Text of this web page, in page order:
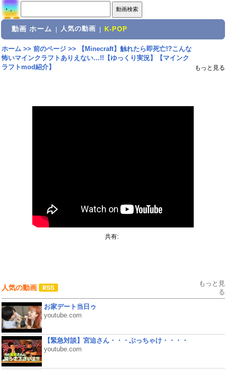
動画 ホーム 人気の動画 K-POP
ホーム>> 前のページ>>
【Minecraft】触れたら即死亡!?こんな
怖いマインクラフトありえない…!!【ゆっくり実況】【マインク
ラフトmod紹介】
もっと見る
共有:
人気の動画
もっと見
る
お家デート当日ゥ
youtube.com
【緊急対談】宮迫さん・・・ぶっちゃけ・・・・
youtube.com